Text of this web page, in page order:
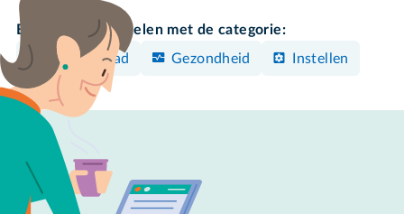
Bekijk meer artikelen met de categorie:
iPhone/iPad
Gezondheid Instellen